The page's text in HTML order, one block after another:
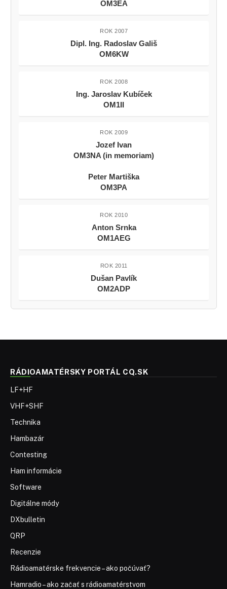
OM3EA
ROK 2007
Dipl. Ing. Radoslav Gališ
OM6KW
ROK 2008
Ing. Jaroslav Kubíček
OM1II
ROK 2009
Jozef Ivan
OM3NA (in memoriam)
Peter Martiška
OM3PA
ROK 2010
Anton Srnka
OM1AEG
ROK 2011
Dušan Pavlík
OM2ADP
RÁDIOAMATÉRSKY PORTÁL CQ.SK
LF+HF
VHF+SHF
Technika
Hambazár
Contesting
Ham informácie
Software
Digitálne módy
DXbulletin
QRP
Recenzie
Rádioamatérske frekvencie – ako počúvať?
Hamradio – ako začať s rádioamatérstvom